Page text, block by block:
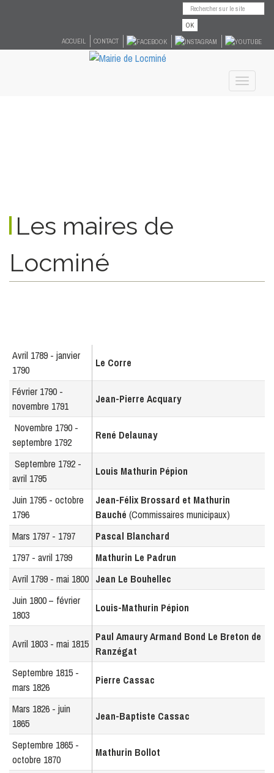
OK
ACCUEIL
CONTACT
Toggle
Les maires de
Locminé
Avril 1789 - janvier
1790
Le Corre
Février 1790 -
novembre 1791
Jean-Pierre Acquary
Novembre 1790 -
septembre 1792
René Delaunay
Septembre 1792 -
avril 1795
Louis Mathurin Pépion
Juin 1795 - octobre
1796
Jean-Félix Brossard et Mathurin
Bauché (Commissaires municipaux)
Mars 1797 - 1797
Pascal Blanchard
1797 - avril 1799
Mathurin Le Padrun
Avril 1799 - mai 1800 Jean Le Bouhellec
Juin 1800 – février
1803
Louis-Mathurin Pépion
Avril 1803 - mai 1815
Paul Amaury Armand Bond Le Breton de
Ranzégat
Septembre 1815 -
mars 1826
Pierre Cassac
Mars 1826 - juin
1865
Jean-Baptiste Cassac
Septembre 1865 -
octobre 1870
Mathurin Bollot